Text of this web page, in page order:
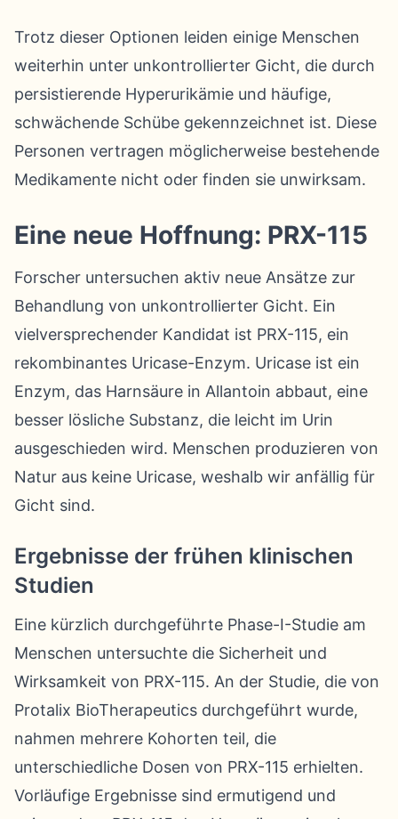
Trotz dieser Optionen leiden einige Menschen
weiterhin unter unkontrollierter Gicht, die durch
persistierende Hyperurikämie und häufige,
schwächende Schübe gekennzeichnet ist. Diese
Personen vertragen möglicherweise bestehende
Medikamente nicht oder finden sie unwirksam.
Eine neue Hoffnung: PRX-115
Forscher untersuchen aktiv neue Ansätze zur
Behandlung von unkontrollierter Gicht. Ein
vielversprechender Kandidat ist PRX-115, ein
rekombinantes Uricase-Enzym. Uricase ist ein
Enzym, das Harnsäure in Allantoin abbaut, eine
besser lösliche Substanz, die leicht im Urin
ausgeschieden wird. Menschen produzieren von
Natur aus keine Uricase, weshalb wir anfällig für
Gicht sind.
Ergebnisse der frühen klinischen
Studien
Eine kürzlich durchgeführte Phase-I-Studie am
Menschen untersuchte die Sicherheit und
Wirksamkeit von PRX-115. An der Studie, die von
Protalix BioTherapeutics durchgeführt wurde,
nahmen mehrere Kohorten teil, die
unterschiedliche Dosen von PRX-115 erhielten.
Vorläufige Ergebnisse sind ermutigend und